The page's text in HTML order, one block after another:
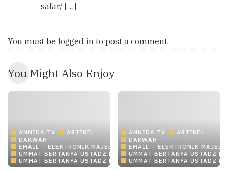
safar/ […]
You must be logged in to post a comment.
You Might Also Enjoy
ANNIDA TV
ARTIKEL
DAKWAH
EMAIL – ELEKTRONIK MAJELIS ILMU/DAKWAH ONLINE
UMMAT BERTANYA USTADZ MENJAWAB
UMMAT BERTANYA USTADZ MENJAWAB
ANNIDA TV
ARTIKEL
DAKWAH
EMAIL – ELEKTRONIK
UMMAT BERTANYA USTADZ
UMMAT BERTANYA USTADZ